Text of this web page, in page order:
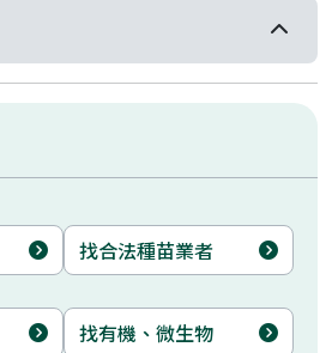
找合法種苗業者
找有機、微生物